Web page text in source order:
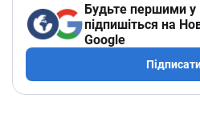
Будьте першими у
підпишіться на
Google